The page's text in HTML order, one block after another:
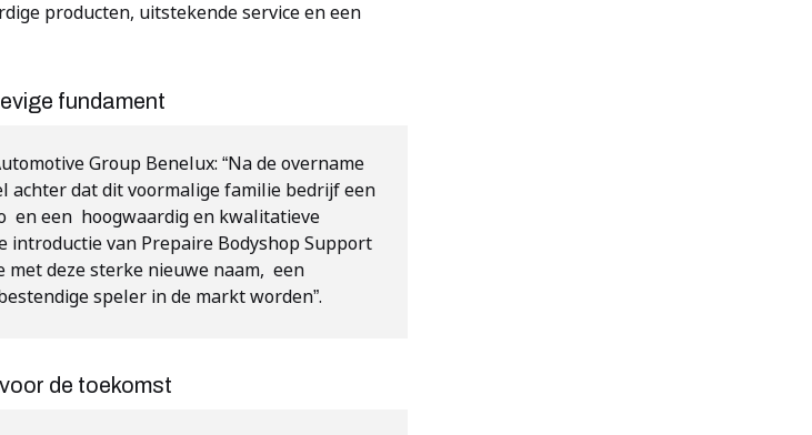
producten, uitstekende service en een
fundament
Group Benelux: “Na de overname
achter dat dit voormalige familie bedrijf een
en een hoogwaardig en kwalitatieve
introductie van Prepaire Bodyshop Support
met deze sterke nieuwe naam, een
speler in de markt worden”.
de toekomst